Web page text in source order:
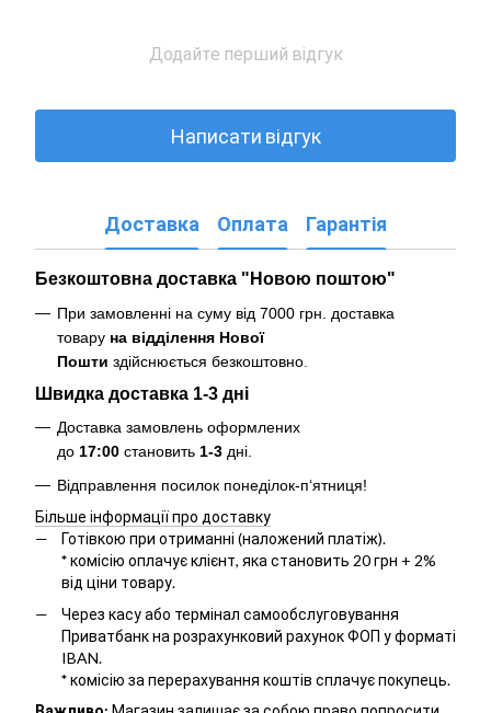
Додайте перший відгук
Написати відгук
Доставка Оплата Гарантія
Безкоштовна доставка "Новою поштою"
При замовленні на суму від 7000 грн. доставка
товару на відділення Нової
Пошти здійснюється безкоштовно
Швидка доставка 1-3 дні
Доставка замовлень оформлених
до 17:00 становить 1-3 дні.
Відправлення посилок понеділок-п‘ятниця!
Більше інформації про доставку
Готівкою при отриманні (наложений платіж).
*комісію оплачує клієнт, яка становить 20 грн + 2%
від ціни товару.
Через касу або термінал самообслуговування
Приватбанк на розрахунковий рахунок ФОП у форматі
IBAN.
*комісію за перерахування коштів сплачує покупець.